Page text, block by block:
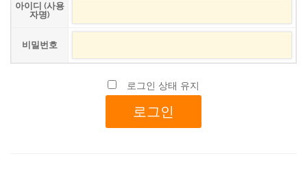
아이디 (사용
자명)
비밀번호
로그인 상태 유지